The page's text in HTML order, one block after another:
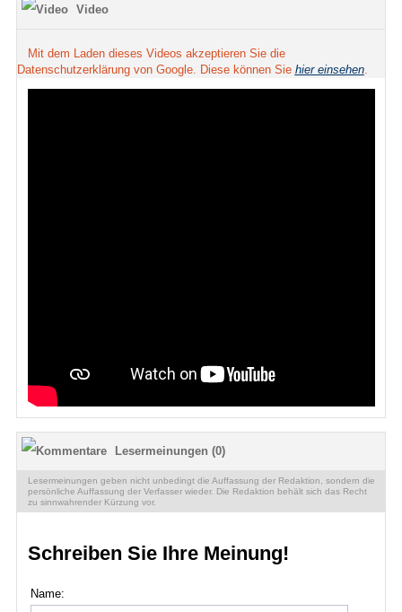
Video
Mit dem Laden dieses Videos akzeptieren Sie die
Datenschutzerklärung von Google. Diese können Sie hier einsehen.
Lesermeinungen (0)
Lesermeinungen geben nicht unbedingt die Auffassung der Redaktion, sondern die
persönliche Auffassung der Verfasser wieder. Die Redaktion behält sich das Recht
zu sinnwahrender Kürzung vor.
Schreiben Sie Ihre Meinung!
Name: